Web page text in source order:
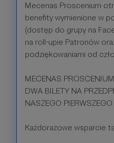
Mecenas Proscenium
benefity wymienione w
(dostęp do grupy na
na roll-upie Patronów
podziękowaniami od
MECENAS
DWA BILETY NA
NASZEGO
Każdorazowe wsparcie